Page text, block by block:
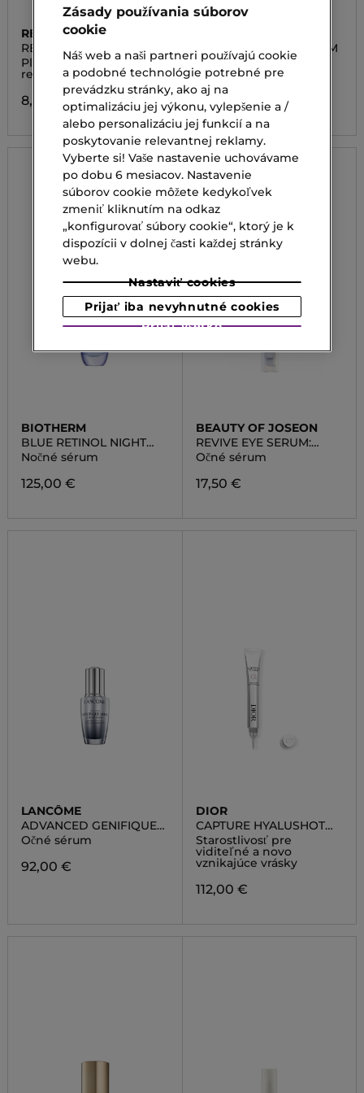
REVOX
RETINOL
Pleťové sérum s
retinolom
8,10 €
GINSENG SUPER SERUM
Sérum na pleť
74,00 €
BIOTHERM
BLUE RETINOL NIGHT
CONCENTRATE
Nočné sérum
125,00 €
BEAUTY OF JOSEON
REVIVE EYE SERUM:
GINSENG + RETINAL
Očné sérum
17,50 €
LANCÔME
ADVANCED GENIFIQUE
YEUX LIGHT PEARL
SERUM
Očné sérum
92,00 €
DIOR
CAPTURE HYALUSHOT
WRINKLE CORRECTOR
Starostlivosť pre
viditeľné a novo
vznikajúce vrásky
112,00 €
Zásady používania súborov
cookie
Náš web a naši partneri používajú cookie
a podobné technológie potrebné pre
prevádzku stránky, ako aj na
optimalizáciu jej výkonu, vylepšenie a /
alebo personalizáciu jej funkcií a na
poskytovanie relevantnej reklamy.
Vyberte si! Vaše nastavenie uchovávame
po dobu 6 mesiacov. Nastavenie
súborov cookie môžete kedykoľvek
zmeniť kliknutím na odkaz
„konfigurovať súbory cookie“, ktorý je k
dispozícii v dolnej časti každej stránky
webu.
Nastaviť cookies
Prijať iba nevyhnutné cookies
Prijať všetko